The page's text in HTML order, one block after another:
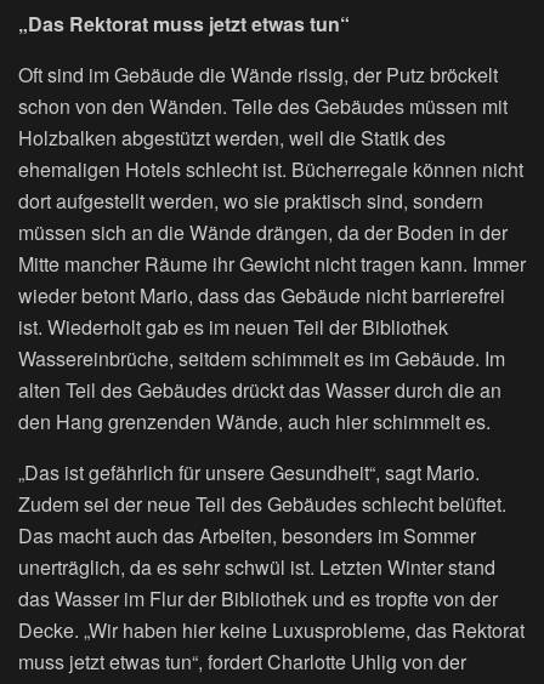
„Das Rektorat muss jetzt etwas tun“
Oft sind im Gebäude die Wände rissig, der Putz bröckelt
schon von den Wänden. Teile des Gebäudes müssen mit
Holzbalken abgestützt werden, weil die Statik des
ehemaligen Hotels schlecht ist. Bücherregale können nicht
dort aufgestellt werden, wo sie praktisch sind, sondern
müssen sich an die Wände drängen, da der Boden in der
Mitte mancher Räume ihr Gewicht nicht tragen kann. Immer
wieder betont Mario, dass das Gebäude nicht barrierefrei
ist. Wiederholt gab es im neuen Teil der Bibliothek
Wassereinbrüche, seitdem schimmelt es im Gebäude. Im
alten Teil des Gebäudes drückt das Wasser durch die an
den Hang grenzenden Wände, auch hier schimmelt es.
„Das ist gefährlich für unsere Gesundheit“, sagt Mario.
Zudem sei der neue Teil des Gebäudes schlecht belüftet.
Das macht auch das Arbeiten, besonders im Sommer
unerträglich, da es sehr schwül ist. Letzten Winter stand
das Wasser im Flur der Bibliothek und es tropfte von der
Decke. „Wir haben hier keine Luxusprobleme, das Rektorat
muss jetzt etwas tun“, fordert Charlotte Uhlig von der